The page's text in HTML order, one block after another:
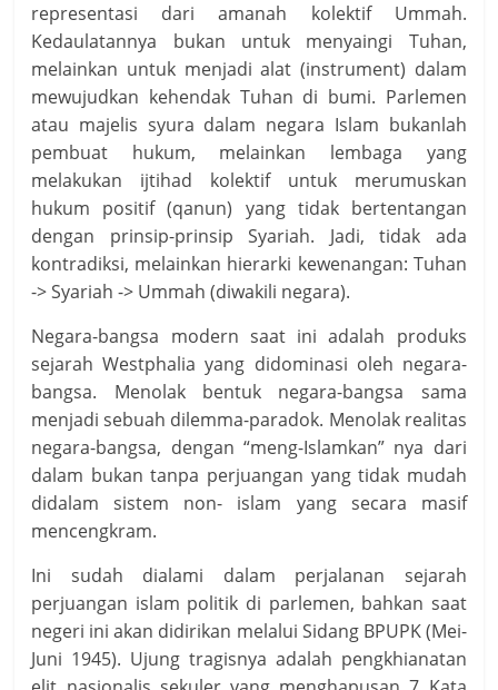
representasi dari amanah kolektif Ummah.
Kedaulatannya bukan untuk menyaingi Tuhan,
melainkan untuk menjadi alat (instrument) dalam
mewujudkan kehendak Tuhan di bumi. Parlemen
atau majelis syura dalam negara Islam bukanlah
pembuat hukum, melainkan lembaga yang
melakukan ijtihad kolektif untuk merumuskan
hukum positif (qanun) yang tidak bertentangan
dengan prinsip-prinsip Syariah. Jadi, tidak ada
kontradiksi, melainkan hierarki kewenangan: Tuhan
-> Syariah -> Ummah (diwakili negara).
Negara-bangsa modern saat ini adalah produks
sejarah Westphalia yang didominasi oleh negara-
bangsa. Menolak bentuk negara-bangsa sama
menjadi sebuah dilemma-paradok. Menolak realitas
negara-bangsa, dengan “meng-Islamkan” nya dari
dalam bukan tanpa perjuangan yang tidak mudah
didalam sistem non- islam yang secara masif
mencengkram.
Ini sudah dialami dalam perjalanan sejarah
perjuangan islam politik di parlemen, bahkan saat
negeri ini akan didirikan melalui Sidang BPUPK (Mei-
Juni 1945). Ujung tragisnya adalah pengkhianatan